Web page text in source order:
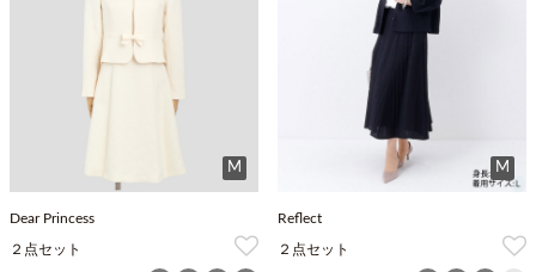
M
Dear Princess
２点セット
M
Reflect
２点セット